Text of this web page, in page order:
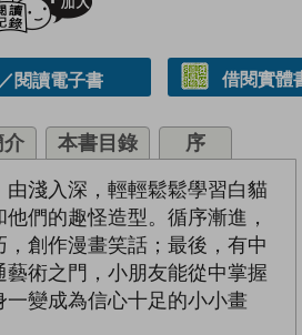
閱讀電子書 借閱實體
介 本書目錄 序
淺入深，輕輕鬆鬆學習白貓
們的趣怪造型。循序漸進，
創作漫畫笑話；最後，有中
術之門，小朋友能從中掌握
變成為信心十足的小小畫